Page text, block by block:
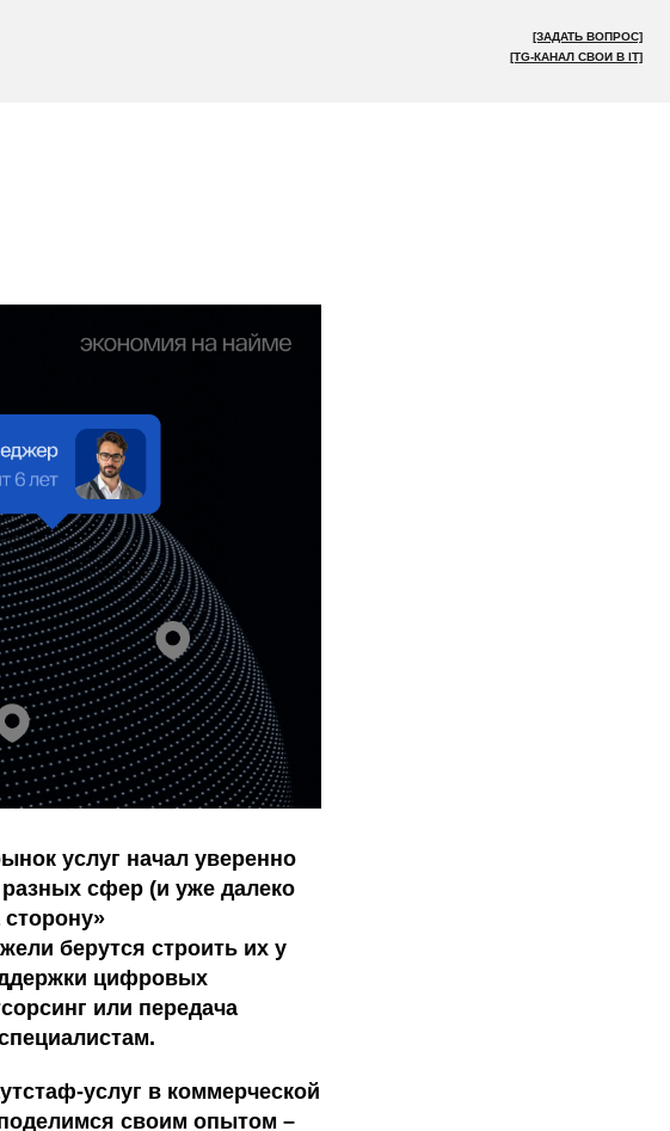
услуг начал уверенно
сфер (и уже далеко
берутся строить их у
цифровых
или передача
услуг в коммерческой
поделимся своим опытом –